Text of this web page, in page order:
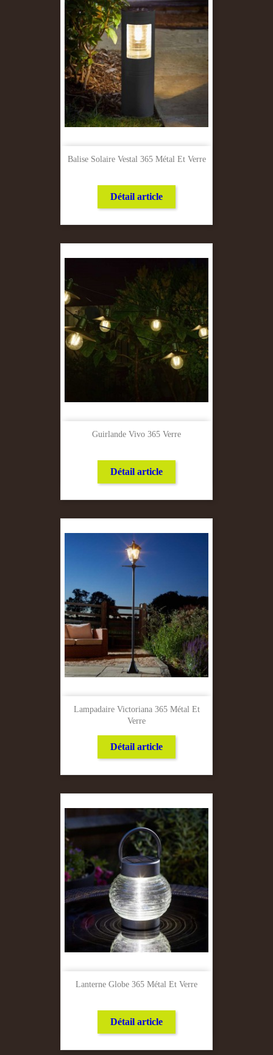
Balise Solaire Vestal 365 Métal Et Verre
Détail article
Guirlande Vivo 365 Verre
Détail article
Lampadaire Victoriana 365 Métal Et
Verre
Détail article
Lanterne Globe 365 Métal Et Verre
Détail article